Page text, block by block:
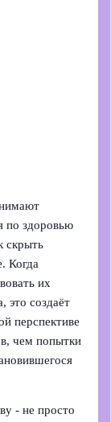
по здоровью
скрыть
Когда
их
это создаёт
перспективе
чем попытки
- не просто